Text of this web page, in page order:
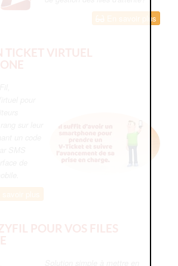
En savoir plus
TICKET VIRTUEL
pour
sur leur
un code
SMS
de
POUR VOS FILES